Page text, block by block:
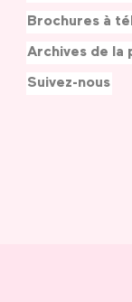
Brochures à
Archives de la
Suivez-nous